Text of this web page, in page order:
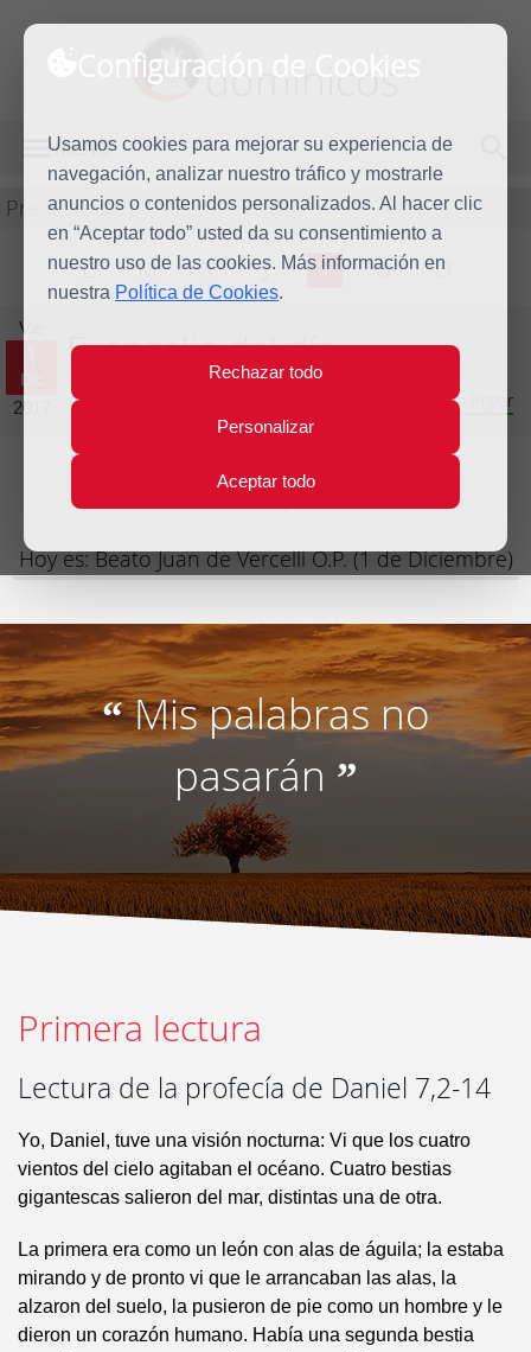
Configuración de Cookies
Usamos cookies para mejorar su experiencia de
navegación, analizar nuestro tráfico y mostrarle
anuncios o contenidos personalizados. Al hacer clic
en “Aceptar todo” usted da su consentimiento a
nuestro uso de las cookies. Más información en
nuestra Política de Cookies.
Rechazar todo
Personalizar
Aceptar todo
dominicos
MENÚ
Predicación
L M X J V S D
Vie
Dic
2017
Evangelio del día
Trigésimo cuarta semana del Tiempo Ordinario - Año Impar
Lecturas del día y comentario
Hoy es: Beato Juan de Vercelli O.P. (1 de Diciembre)
“Mis palabras no
pasarán ”
Primera lectura
Lectura de la profecía de Daniel 7,2-14
Yo, Daniel, tuve una visión nocturna: Vi que los cuatro
vientos del cielo agitaban el océano. Cuatro bestias
gigantescas salieron del mar, distintas una de otra.
La primera era como un león con alas de águila; la estaba
mirando y de pronto vi que le arrancaban las alas, la
alzaron del suelo, la pusieron de pie como un hombre y le
dieron un corazón humano. Había una segunda bestia